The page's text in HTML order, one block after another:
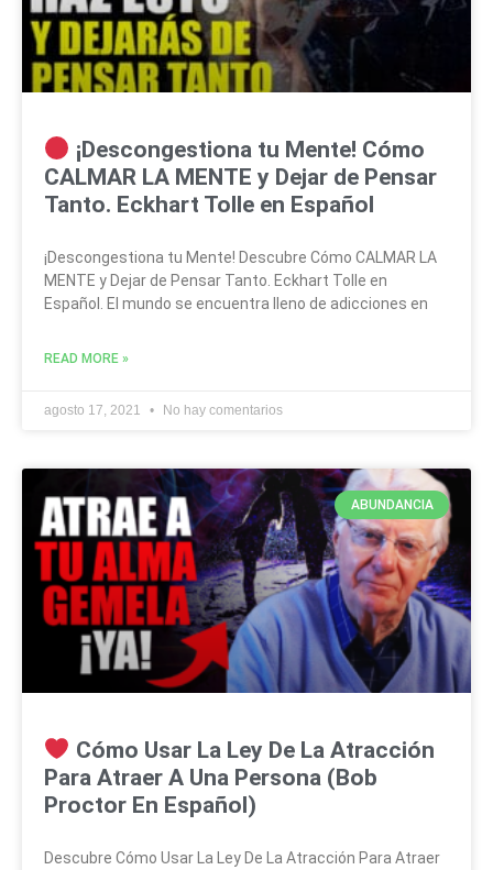
¡Descongestiona tu Mente! Cómo
CALMAR LA MENTE y Dejar de Pensar
Tanto. Eckhart Tolle en Español
¡Descongestiona tu Mente! Descubre Cómo CALMAR LA
MENTE y Dejar de Pensar Tanto. Eckhart Tolle en
Español. El mundo se encuentra lleno de adicciones en
READ MORE »
agosto 17, 2021 No hay comentarios
ABUNDANCIA
Cómo Usar La Ley De La Atracción
Para Atraer A Una Persona (Bob
Proctor En Español)
Descubre Cómo Usar La Ley De La Atracción Para Atraer